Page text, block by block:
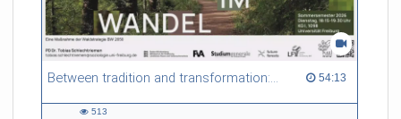
Between tradition and transformation: how owners, advisers and institutions co-create knowledge for resilient forests in Europe 54:13
54:13 duration
513